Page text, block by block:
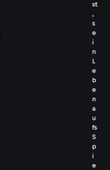
st
,
s
e
i
n
L
e
b
e
n
a
u
fs
S
p
i
e